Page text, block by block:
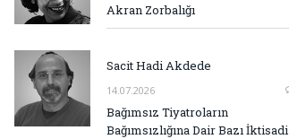
Akran Zorbalığı
Sacit Hadi Akdede
14.07.2026
Bağımsız Tiyatroların
Bağımsızlığına Dair Bazı İktisadi